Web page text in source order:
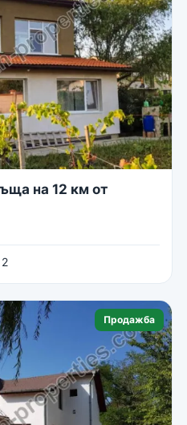
на 12 км от
Продажба